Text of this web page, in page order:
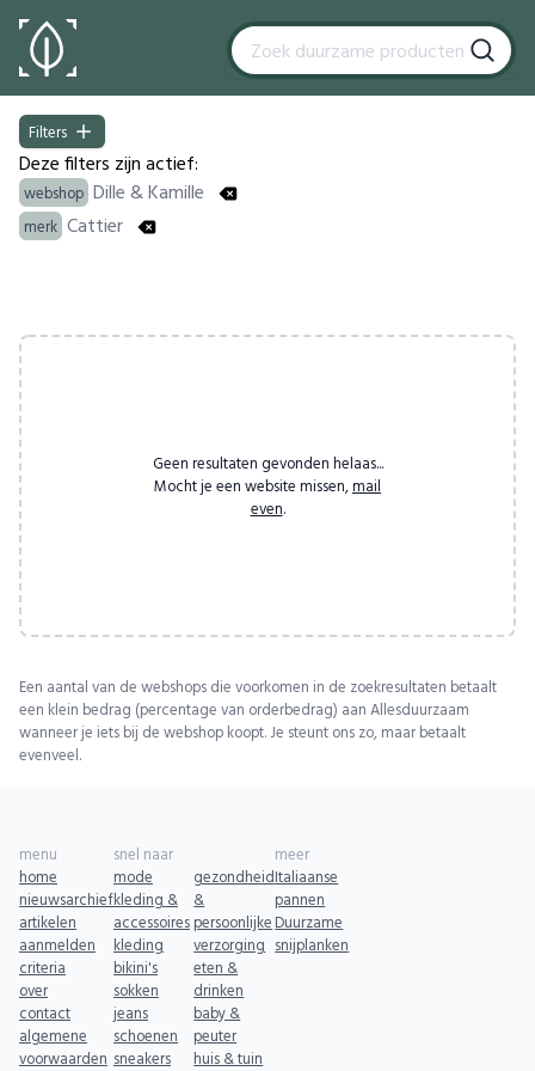
Filters
Filters
Deze filters zijn actief:
webshop Dille & Kamille
merk Cattier
Geen resultaten gevonden helaas...
Mocht je een website missen, mail
even.
Een aantal van de webshops die voorkomen in de zoekresultaten betaalt
een klein bedrag (percentage van orderbedrag) aan Allesduurzaam
wanneer je iets bij de webshop koopt. Je steunt ons zo, maar betaalt
evenveel.
menu
home
nieuwsarchief
artikelen
aanmelden
criteria
over
contact
algemene
voorwaarden
snel naar
mode
kleding &
accessoires
kleding
bikini's
sokken
jeans
schoenen
sneakers
gezondheid
&
persoonlijke
verzorging
eten &
drinken
baby &
peuter
huis & tuin
meer
Italiaanse
pannen
Duurzame
snijplanken